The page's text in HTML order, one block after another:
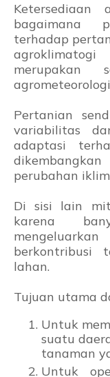
bagaimana
terhadap
Pertanian
variabilitas
adaptasi
perubahan
Di sisi lain
karena
berkontribusi
lahan.
Tujuan utama
Untuk
suatu
tanaman
Untuk